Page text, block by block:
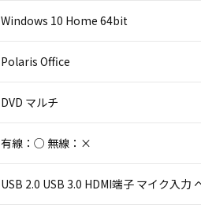
Windows 10 Home 64bit
Polaris Office
DVD マルチ
有線：○ 無線：×
USB 2.0 USB 3.0 HDMI端子 マイク入